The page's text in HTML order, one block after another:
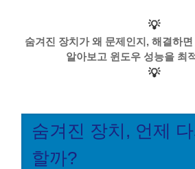
💡
숨겨진 장치가 왜 문제인지, 해결하면
알아보고 윈도우 성능을 최
💡
숨겨진 장치, 언제
할까?